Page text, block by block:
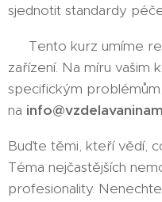
sjednotit standardy
Tento kurz umíme
zařízení. Na míru vašim
specifickým
na
Buďte těmi, kteří vědí,
Téma nejčastějších
profesionality.